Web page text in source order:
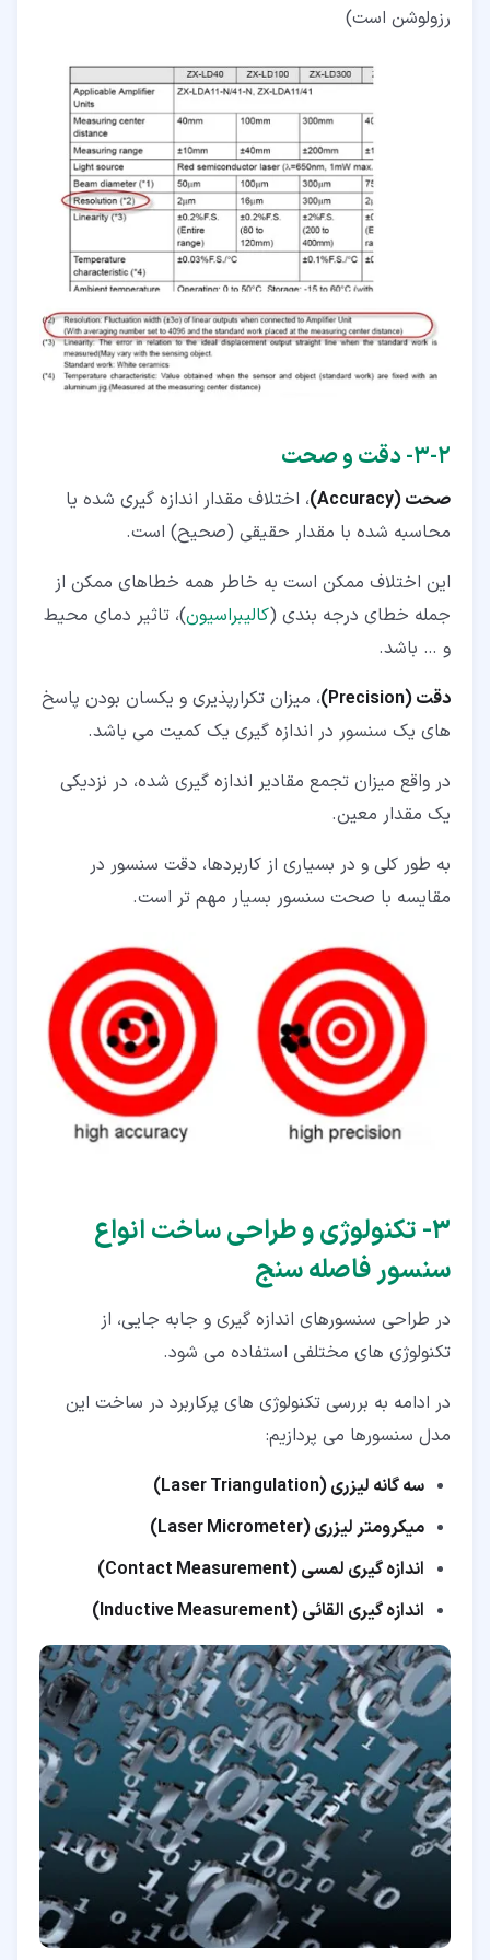
رزولوشن است)
۲‏-‏۳‏- دقت و صحت
صحت (Accuracy)
، اختلاف مقدار اندازه گیری شده یا
محاسبه شده با مقدار حقیقی (صحیح) است.
این اختلاف ممکن است به خاطر همه خطاهای ممکن از
جمله خطای درجه بندی (کالیبراسیون)، تاثیر دمای محیط
و … باشد.
دقت (Precision)
، میزان تکرارپذیری و یکسان بودن پاسخ
های یک سنسور در اندازه گیری یک کمیت می باشد.
در واقع میزان تجمع مقادیر اندازه گیری شده، در نزدیکی
یک مقدار معین.
به طور کلی و در بسیاری از کاربردها، دقت سنسور در
مقایسه با صحت سنسور بسیار مهم تر است.
۳‏- تکنولوژی و طراحی ساخت انواع
سنسور فاصله سنج
در طراحی سنسورهای اندازه گیری و جابه جایی، از
تکنولوژی های مختلفی استفاده می شود.
در ادامه به بررسی تکنولوژی های پرکاربرد در ساخت این
مدل سنسورها می پردازیم:
سه گانه لیزری (Laser Triangulation)
میکرومتر لیزری (Laser Micrometer)
اندازه گیری لمسی (Contact Measurement)
اندازه گیری القائی (Inductive Measurement)